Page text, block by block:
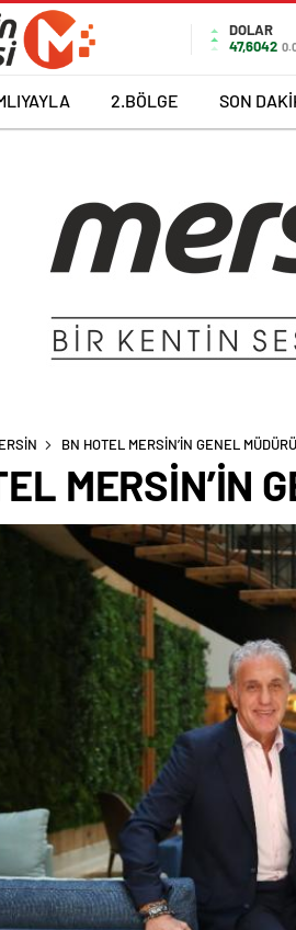
DOLAR
47,6042
2.BÖLGE SON
BN HOTEL MERSİN’İN GENEL
MERSİN’İN